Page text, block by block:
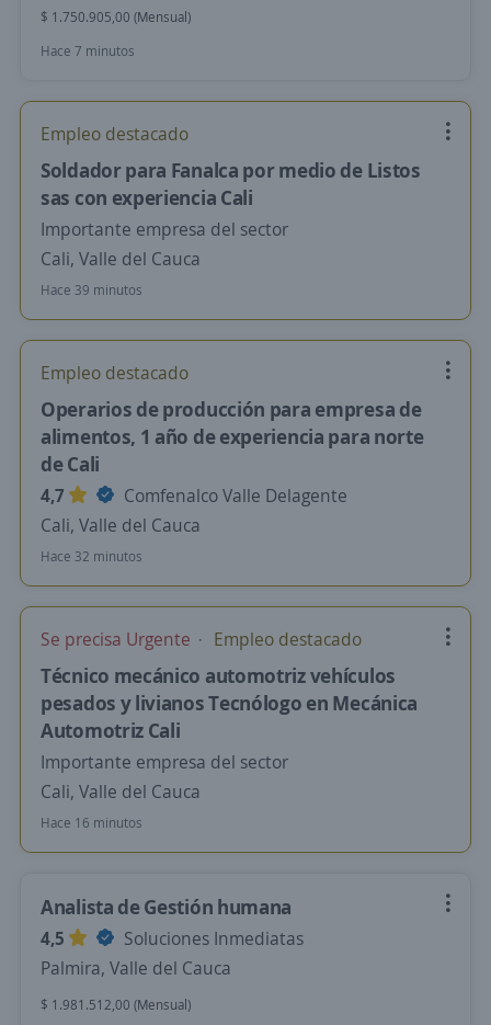
$ 1.750.905,00 (Mensual)
Hace 7 minutos
Empleo destacado
Soldador para Fanalca por medio de Listos
sas con experiencia Cali
Importante empresa del sector
Cali, Valle del Cauca
Hace 39 minutos
Empleo destacado
Operarios de producción para empresa de
alimentos, 1 año de experiencia para norte
de Cali
4,7
Comfenalco Valle Delagente
Cali, Valle del Cauca
Hace 32 minutos
Se precisa Urgente Empleo destacado
Técnico mecánico automotriz vehículos
pesados y livianos Tecnólogo en Mecánica
Automotriz Cali
Importante empresa del sector
Cali, Valle del Cauca
Hace 16 minutos
Analista de Gestión humana
4,5
Soluciones Inmediatas
Palmira, Valle del Cauca
$ 1.981.512,00 (Mensual)